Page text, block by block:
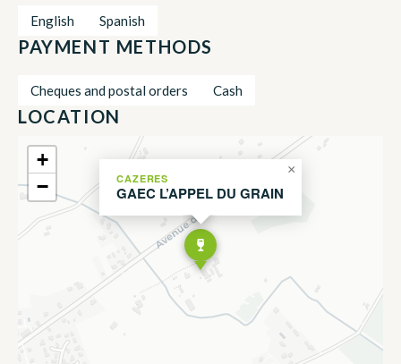
English Spanish
PAYMENT METHODS
Cheques and postal orders Cash
LOCATION
CAZERES
GAEC L’APPEL DU GRAIN
×
+
−